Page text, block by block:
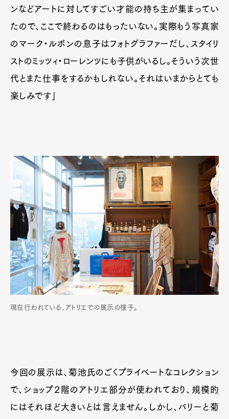
ンなどアートに対してすごい才能の持ち主が集まってい
たので、ここで終わるのはもったいない。実際もう写真家
のマーク・ルボンの息子はフォトグラファーだし、スタイリ
ストのミッツィ・ローレンツにも子供がいるし。そういう次世
代とまた仕事をするかもしれない。それはいまからとても
楽しみです」
現在行われている、アトリエでの展示の様子。
今回の展示は、菊池氏のごくプライベートなコレクション
で、ショップ２階のアトリエ部分が使われており、規模的
にはそれほど大きいとは言えません。しかし、バリーと菊